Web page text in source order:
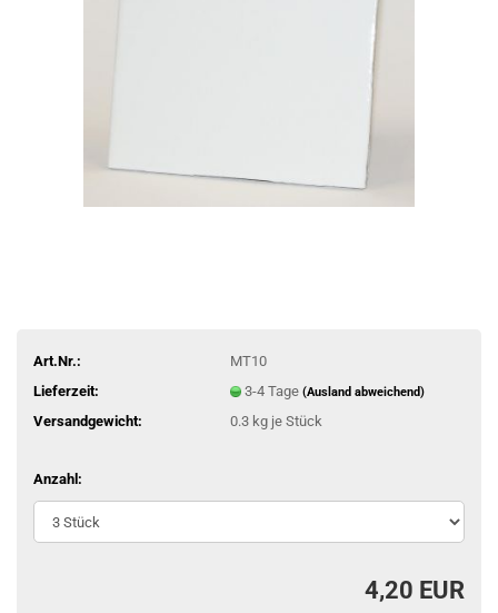
Art.Nr.:
MT10
Lieferzeit:
3-4 Tage (Ausland abweichend)
Versandgewicht: 0.3kg je Stück
Anzahl:
4,20 EUR